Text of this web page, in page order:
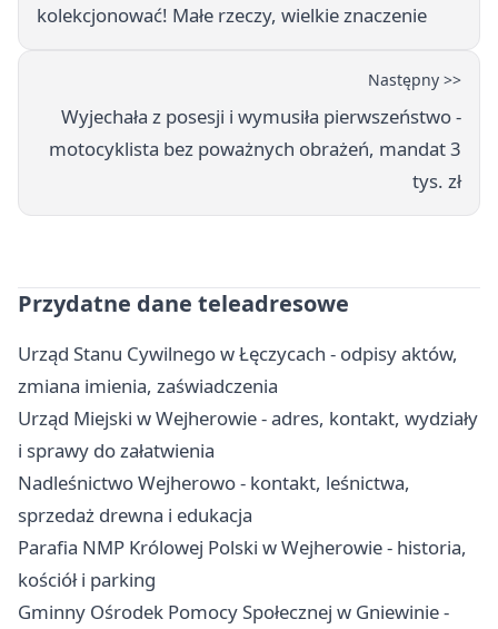
kolekcjonować! Małe rzeczy, wielkie znaczenie
Następny >>
Wyjechała z posesji i wymusiła pierwszeństwo -
motocyklista bez poważnych obrażeń, mandat 3
tys. zł
Przydatne dane teleadresowe
Urząd Stanu Cywilnego w Łęczycach - odpisy aktów,
zmiana imienia, zaświadczenia
Urząd Miejski w Wejherowie - adres, kontakt, wydziały
i sprawy do załatwienia
Nadleśnictwo Wejherowo - kontakt, leśnictwa,
sprzedaż drewna i edukacja
Parafia NMP Królowej Polski w Wejherowie - historia,
kościół i parking
Gminny Ośrodek Pomocy Społecznej w Gniewinie -